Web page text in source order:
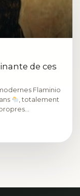
de ces
Flaminio
, totalement